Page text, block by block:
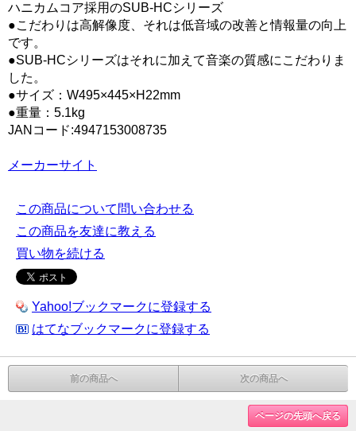
ハニカムコア採用のSUB-HCシリーズ
●こだわりは高解像度、それは低音域の改善と情報量の向上
です。
●SUB-HCシリーズはそれに加えて音楽の質感にこだわりま
した。
●サイズ：W495×445×H22mm
●重量：5.1kg
JANコード:4947153008735
メーカーサイト
この商品について問い合わせる
この商品を友達に教える
買い物を続ける
Yahoo!ブックマークに登録する
はてなブックマークに登録する
前の商品へ 次の商品へ
ページの先頭へ戻る